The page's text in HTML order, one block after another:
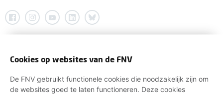
Cookies op websites van de FNV
De FNV gebruikt functionele cookies die noodzakelijk zijn om
de websites goed te laten functioneren. Deze cookies